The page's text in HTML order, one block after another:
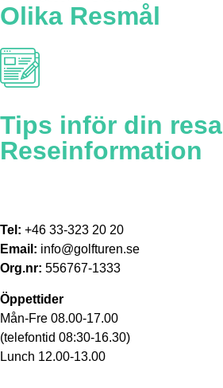
Olika Resmål
Tips inför din resa
Reseinformation
Tel: +46 33-323 20 20
Email: info@golfturen.se
Org.nr: 556767-1333
Öppettider
Mån-Fre 08.00-17.00
(telefontid 08:30-16.30)
Lunch 12.00-13.00